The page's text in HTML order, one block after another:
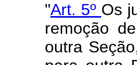
"Art. 5º Os
remoção
outra